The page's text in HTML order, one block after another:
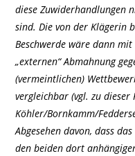
diese Zuwiderhandlungen
sind. Die von der Klägerin
Beschwerde wäre dann
„externen“ Abmahnung
(vermeintlichen)
vergleichbar (vgl. zu dieser
Köhler/Bornkamm/
Abgesehen davon, dass
den beiden dort